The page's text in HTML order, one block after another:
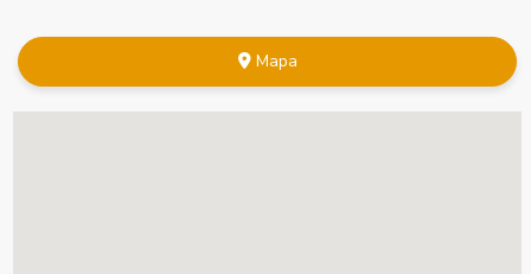
Mapa